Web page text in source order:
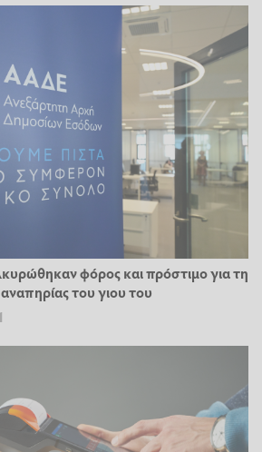
φόρος και πρόστιμο για τη
του γιου του